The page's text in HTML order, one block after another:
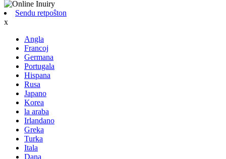
Sendu retpoŝton
x
Angla
Francoj
Germana
Portugala
Hispana
Rusa
Japano
Korea
la araba
Irlandano
Greka
Turka
Itala
Dana